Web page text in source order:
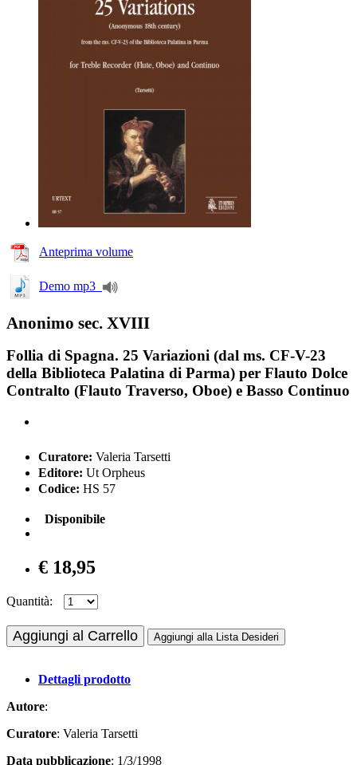
Anteprima volume
Demo mp3
Anonimo sec. XVIII
Follia di Spagna. 25 Variazioni (dal ms. CF-V-23
della Biblioteca Palatina di Parma) per Flauto Dolce
Contralto (Flauto Traverso, Oboe) e Basso Continuo
Curatore: Valeria Tarsetti
Editore: Ut Orpheus
Codice: HS 57
Disponibile
€ 18,95
Quantità:
Aggiungi al Carrello Aggiungi alla Lista Desideri
Dettagli prodotto
Autore:
Curatore: Valeria Tarsetti
Data pubblicazione: 1/3/1998